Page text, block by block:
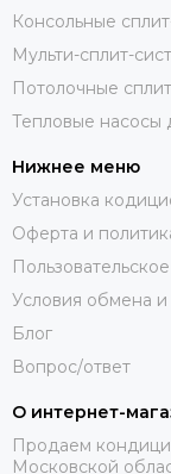
Консольные
Мульти-сплит-
Потолочные
Тепловые насосы
Нижнее меню
Установка
Оферта и
Условия обмена и
Блог
Вопрос/ответ
О интернет-
Продаем
Московской